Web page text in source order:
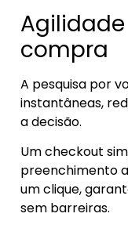
compra
A pesquisa por
instantâneas,
a decisão.
Um checkout
preenchimento
um clique,
sem barreiras.